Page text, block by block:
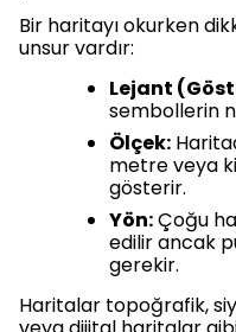
Bir haritayı okurken
unsur vardır:
Lejant
sembollerin
Ölçek:
metre veya
gösterir.
Yön:Çoğu
edilir ancak
gerekir.
Haritalar topoğrafik,